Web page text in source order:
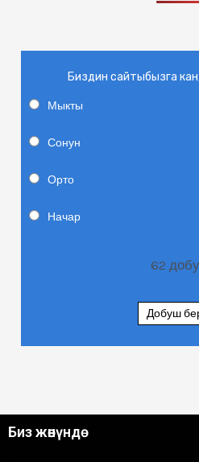
Биздин сайтыбызга
Мыкты
Сонун
Орто
Начар
62
Добуш
Биз жөнүндө